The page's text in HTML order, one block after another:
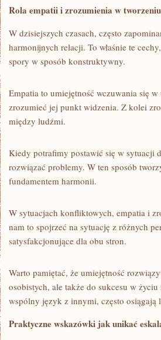
Rola empatii i zrozumienia w
W dzisiejszych czasach, często
harmonijnych ⁤relacji. To właśnie te
spory w sposób konstruktywny.
Empatia to umiejętność ‍wczuwania się
zrozumieć jej punkt widzenia. Z kolei
między⁢ ludźmi.
Kiedy potrafimy postawić ‌się w sytuacji
rozwiązać problemy. W ten sposób
fundamentem ⁢harmonii.
W⁣ sytuacjach konfliktowych, empatia i‌
nam to spojrzeć ⁤na sytuację z różnych
satysfakcjonujące⁤ dla obu stron.
Warto ⁢pamiętać, że umiejętność
osobistych, ​ale także do sukcesu w⁢
wspólny język z innymi, często osiągają⁣
Praktyczne wskazówki​ jak‍ unikać